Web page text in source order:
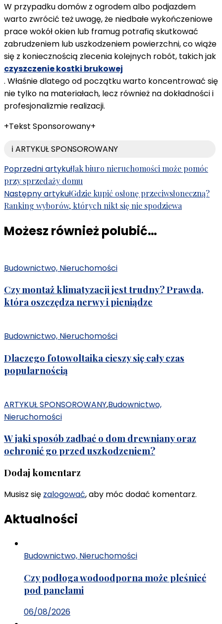
W przypadku domów z ogrodem albo podjazdem
warto zwrócić też uwagę, że niedbałe wykończeniowe
prace wokół okien lub framug potrafią skutkować
zabrudzeniem lub uszkodzeniem powierzchni, co wiąże
się z koniecznością zlecenia kolejnych robót, takich jak
czyszczenie kostki brukowej
. Właśnie dlatego od początku warto koncentrować się
nie tylko na materiałach, lecz również na dokładności i
profesjonalizmie realizacji.
+Tekst Sponsorowany+
ℹ️ ARTYKUŁ SPONSOROWANY
Nawigacja
wpisu
Poprzedni artykułJak biuro nieruchomości może pomóc
przy sprzedaży domu
Następny artykułGdzie kupić osłonę przeciwsłoneczną?
Ranking wyborów, których nikt się nie spodziewa
Możesz również polubić…
Budownictwo, Nieruchomości
Czy montaż klimatyzacji jest trudny? Prawda,
która oszczędza nerwy i pieniądze
Budownictwo, Nieruchomości
Dlaczego fotowoltaika cieszy się cały czas
popularnością
ARTYKUŁ SPONSOROWANY,Budownictwo,
Nieruchomości
W jaki sposób zadbać o dom drewniany oraz
ochronić go przed uszkodzeniem?
Dodaj komentarz
Musisz się zalogować, aby móc dodać komentarz.
Aktualności
Budownictwo, Nieruchomości
Czy podłoga wodoodporna może pleśnieć
pod panelami
06/08/2026